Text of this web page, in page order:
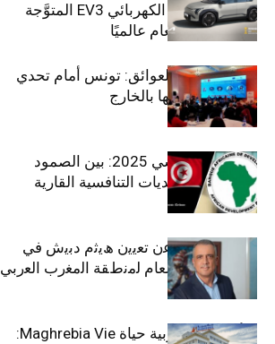
الـدفع الرباعي الكهربائي EV3 المتوَّجة
بلقب سيارة العام عالميًا
بين الطموح والعوائق: تونس أمام تحدي
استعادة كفاءاتها بالخارج
الاقتصاد التونسي 2025: بين الصمود
الاجتماعي وتحديات التنافسية القارية
ﺗﯾﺗرا ﺑﺎك ﺗﻌﻠن ﻋن ﺗﻌﯾﯾن ھﯾﺛم دﺑﯾش ﻓﻲ
ﻣﻧﺻب اﻟﻣدﯾر اﻟﻌﺎم ﻟﻣﻧطﻘﺔ اﻟﻣﻐرب اﻟﻌرﺑﻲ
وﻏرب أﻓرﯾﻘﯾﺎ
التأمينات المغربية حياة Maghrebia Vie: